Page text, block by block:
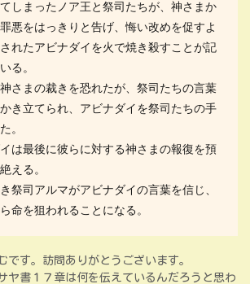
しまったノア王と祭司たちが、神さまか
悪をはっきりと告げ、悔い改めを促すよ
れたアビナダイを火で焼き殺すことが記
る。
さまの裁きを恐れたが、祭司たちの言葉
き立てられ、アビナダイを祭司たちの手
。
は最後に彼らに対する神さまの報復を預
える。
祭司アルマがアビナダイの言葉を信じ、
命を狙われることになる。
です。訪問ありがとうございます。
ヤ書１７章は何を伝えているんだろうと思わ